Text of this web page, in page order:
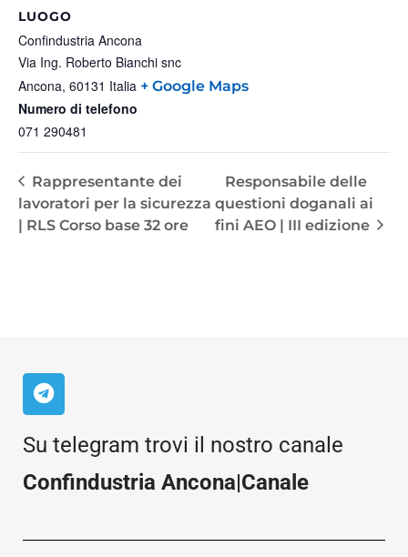
LUOGO
Confindustria Ancona
Via Ing. Roberto Bianchi snc
Ancona, 60131 Italia + Google Maps
Numero di telefono
071 290481
Rappresentante dei
lavoratori per la sicurezza
| RLS Corso base 32 ore
Responsabile delle
questioni doganali ai
fini AEO | III edizione
Su telegram trovi il nostro canale
Confindustria Ancona|Canale